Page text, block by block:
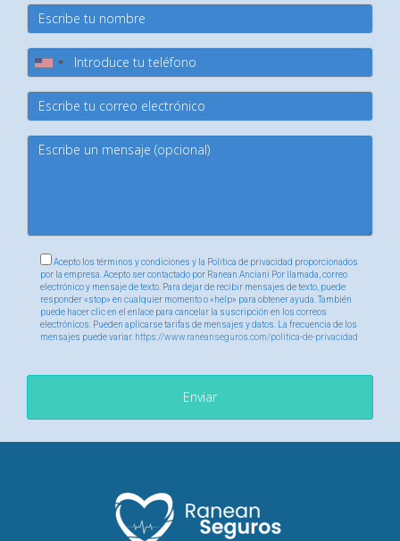
antecedentes médicos complicados.
¿Qué recursos legales tengo si mi reclamación
es denegada?
Puedes presentar una queja formal ante las autoridades
estatales o buscar asesoría legal para explorar tus
opciones en caso de disputas.
Definitivamente; un asesor financiero puede guiarte sobre
las mejores opciones disponibles según tu situación
específica y ayudarte a tomar decisiones informadas
sobre seguros y finanzas personales.
Acepto los términos y condiciones y la Política de privacidad proporcionados
por la empresa. Acepto ser contactado por Ranean Anciani Por llamada, correo
electrónico y mensaje de texto. Para dejar de recibir mensajes de texto, puede
responder «stop» en cualquier momento o «help» para obtener ayuda. También
puede hacer clic en el enlace para cancelar la suscripción en los correos
electrónicos. Pueden aplicarse tarifas de mensajes y datos. La frecuencia de los
mensajes puede variar. https://www.raneanseguros.com/politica-de-privacidad
Enviar